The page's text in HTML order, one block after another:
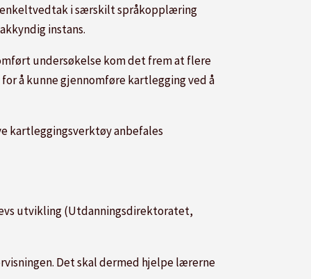
i særskilt språkopplæring
instans.
undersøkelse kom det frem at flere
å kunne gjennomføre kartlegging ved å
kartleggingsverktøy anbefales
utvikling (Utdanningsdirektoratet,
Det skal dermed hjelpe lærerne